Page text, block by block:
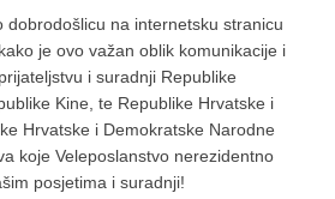
dobrodošlicu na internetsku stranicu
je ovo važan oblik komunikacije i
i suradnji Republike
Kine, te Republike Hrvatske i
Hrvatske i Demokratske Narodne
koje Veleposlanstvo nerezidentno
posjetima i suradnji!